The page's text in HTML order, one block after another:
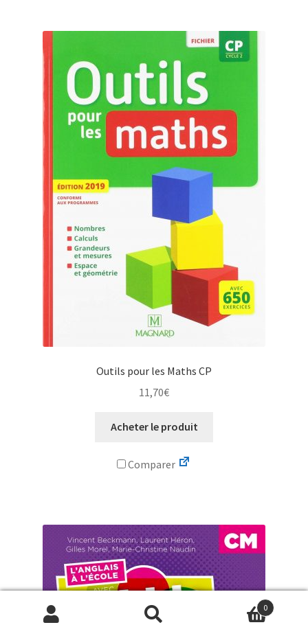
Outils pour les Maths CP
11,70€
Acheter le produit
Comparer
0